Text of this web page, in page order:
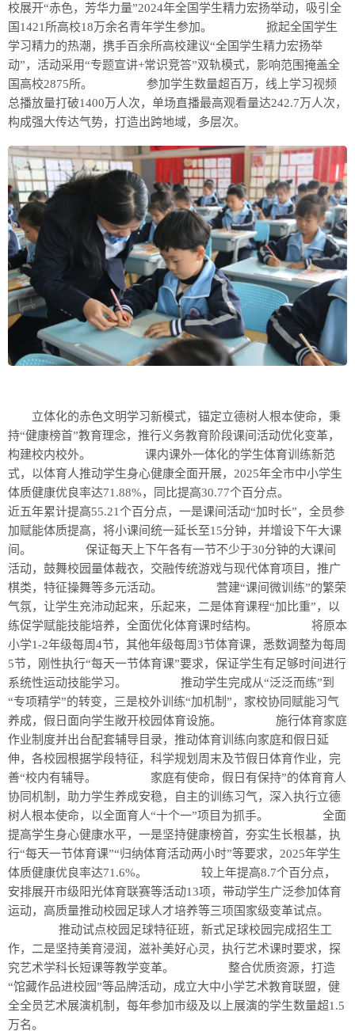
校展开“赤色，芳华力量”2024年全国学生精力宏扬举动，吸引全
国1421所高校18万余名青年学生参加。 掀起全国学生
学习精力的热潮，携手百余所高校建议“全国学生精力宏扬举
动”，活动采用“专题宣讲+常识竞答”双轨模式，影响范围掩盖全
国高校2875所。 参加学生数量超百万，线上学习视频
总播放量打破1400万人次，单场直播最高观看量达242.7万人次，
构成强大传达气势，打造出跨地域，多层次。
立体化的赤色文明学习新模式，锚定立德树人根本使命，秉
持“健康榜首”教育理念，推行义务教育阶段课间活动优化变革，
构建校内校外。 课内课外一体化的学生体育训练新范
式，以体育人推动学生身心健康全面开展，2025年全市中小学生
体质健康优良率达71.88%，同比提高30.77个百分点。
近五年累计提高55.21个百分点，一是课间活动“加时长”，全员参
加赋能体质提高，将小课间统一延长至15分钟，并增设下午大课
间。 保证每天上下午各有一节不少于30分钟的大课间
活动，鼓舞校园量体裁衣，交融传统游戏与现代体育项目，推广
棋类，特征操舞等多元活动。 营建“课间微训练”的繁荣
气氛，让学生充沛动起来，乐起来，二是体育课程“加比重”，以
练促学赋能技能培养，全面优化体育课时结构。 将原本
小学1-2年级每周4节，其他年级每周3节体育课，悉数调整为每周
5节，刚性执行“每天一节体育课”要求，保证学生有足够时间进行
系统性运动技能学习。 推动学生完成从“泛泛而练”到
“专项精学”的转变，三是校外训练“加机制”，家校协同赋能习气
养成，假日面向学生敞开校园体育设施。 施行体育家庭
作业制度并出台配套辅导目录，推动体育训练向家庭和假日延
伸，各校园根据学段特征，科学规划周末及节假日体育作业，完
善“校内有辅导。 家庭有使命，假日有保持”的体育育人
协同机制，助力学生养成安稳，自主的训练习气，深入执行立德
树人根本使命，以全面育人“十个一”项目为抓手。 全面
提高学生身心健康水平，一是坚持健康榜首，夯实生长根基，执
行“每天一节体育课”“归纳体育活动两小时”等要求，2025年学生
体质健康优良率达71.6%。 较上年提高8.7个百分点，
安排展开市级阳光体育联赛等活动13项，带动学生广泛参加体育
运动，高质量推动校园足球人才培养等三项国家级变革试点。
推动试点校园足球特征班，新式足球校园完成招生工
作，二是坚持美育浸润，滋补美好心灵，执行艺术课时要求，探
究艺术学科长短课等教学变革。 整合优质资源，打造
“馆藏作品进校园”等品牌活动，成立大中小学艺术教育联盟，健
全全员艺术展演机制，每年参加市级及以上展演的学生数量超1.5
万名。